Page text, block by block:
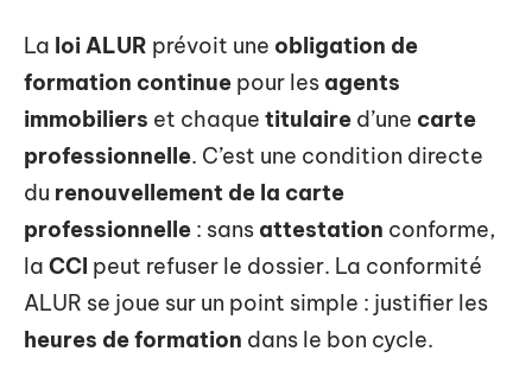
La loi ALUR prévoit une obligation de
formation continue pour les agents
immobiliers et chaque titulaire d’une carte
professionnelle. C’est une condition directe
du renouvellement de la carte
professionnelle : sans attestation conforme,
la CCI peut refuser le dossier. La conformité
ALUR se joue sur un point simple : justifier les
heures de formation dans le bon cycle.